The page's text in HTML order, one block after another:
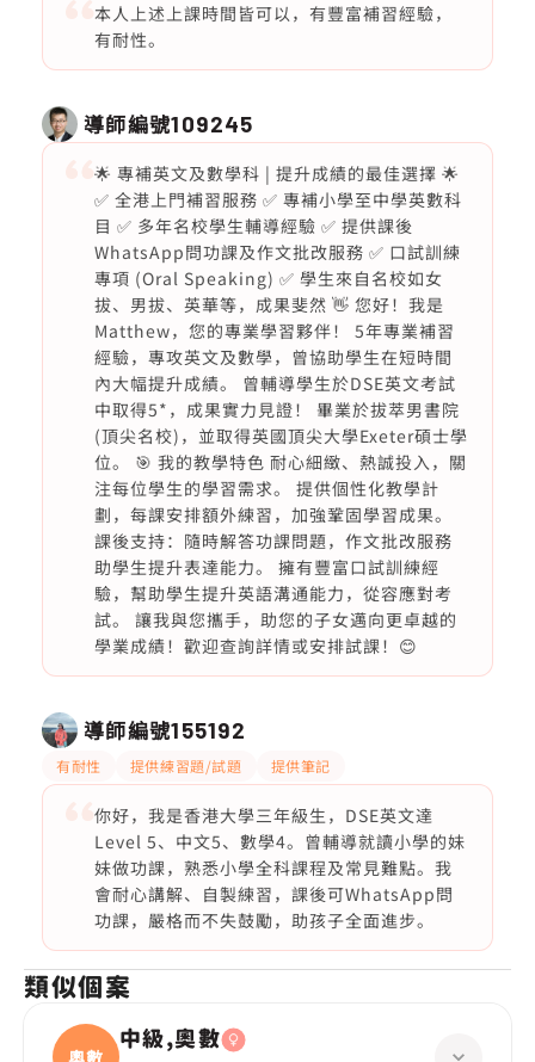
本人上述上課時間皆可以，有豐富補習經驗，
有耐性。
導師編號109245
🌟 專補英文及數學科 | 提升成績的最佳選擇 🌟
✅ 全港上門補習服務 ✅ 專補小學至中學英數科
目 ✅ 多年名校學生輔導經驗 ✅ 提供課後
WhatsApp問功課及作文批改服務 ✅ 口試訓練
專項 (Oral Speaking) ✅ 學生來自名校如女
拔、男拔、英華等，成果斐然 👋 您好！我是
Matthew，您的專業學習夥伴！ 5年專業補習
經驗，專攻英文及數學，曾協助學生在短時間
內大幅提升成績。 曾輔導學生於DSE英文考試
中取得5*，成果實力見證！ 畢業於拔萃男書院
(頂尖名校)，並取得英國頂尖大學Exeter碩士學
位。 🎯 我的教學特色 耐心細緻、熱誠投入，關
注每位學生的學習需求。 提供個性化教學計
劃，每課安排額外練習，加強鞏固學習成果。
課後支持：隨時解答功課問題，作文批改服務
助學生提升表達能力。 擁有豐富口試訓練經
驗，幫助學生提升英語溝通能力，從容應對考
試。 讓我與您攜手，助您的子女邁向更卓越的
學業成績！歡迎查詢詳情或安排試課！😊
導師編號155192
有耐性 提供練習題/試題 提供筆記
你好，我是香港大學三年級生，DSE英文達
Level 5、中文5、數學4。曾輔導就讀小學的妹
妹做功課，熟悉小學全科課程及常見難點。我
會耐心講解、自製練習，課後可WhatsApp問
功課，嚴格而不失鼓勵，助孩子全面進步。
類似個案
奧數
中級,奧數